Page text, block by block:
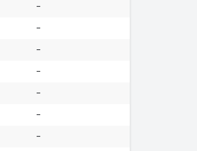
-
-
-
-
-
-
-